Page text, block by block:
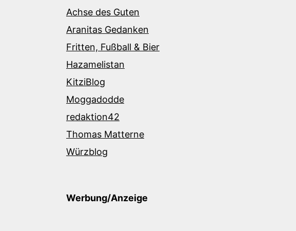
Achse des Guten
Aranitas Gedanken
Fritten, Fußball & Bier
Hazamelistan
KitziBlog
Moggadodde
redaktion42
Thomas Matterne
Würzblog
Werbung/Anzeige